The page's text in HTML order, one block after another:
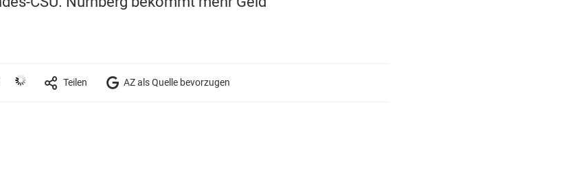
Teilen AZ als Quelle bevorzugen